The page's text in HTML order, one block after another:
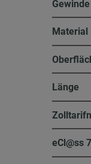
Gewinde
Material
Länge
eCl@ss